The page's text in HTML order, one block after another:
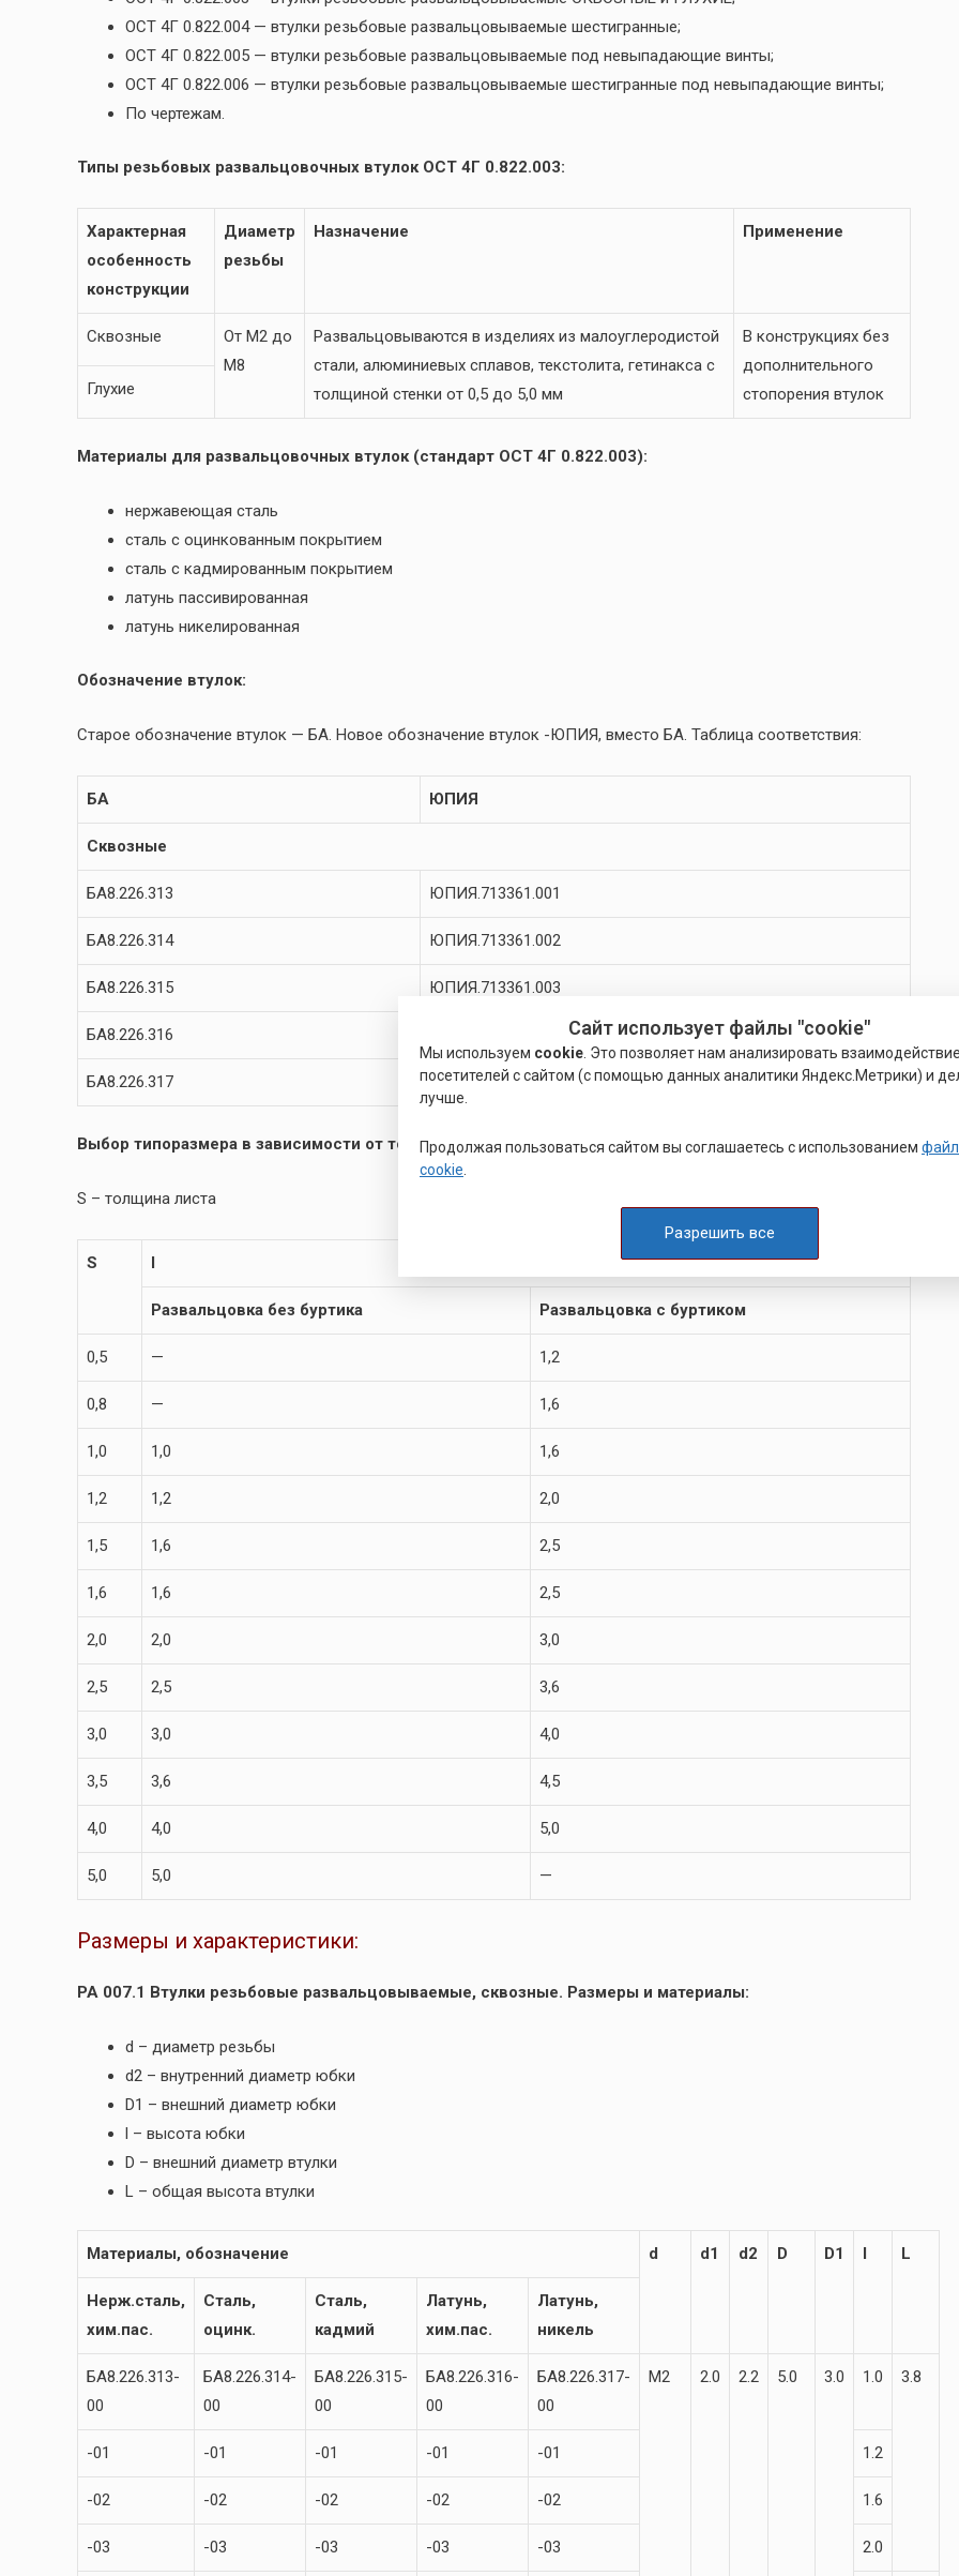
ОСТ 4Г 0.822.004 — втулки резьбовые развальцовываемые шестигранные;
ОСТ 4Г 0.822.005 — втулки резьбовые развальцовываемые под невыпадающие винты;
ОСТ 4Г 0.822.006 — втулки резьбовые развальцовываемые шестигранные под невыпадающие винты;
По чертежам.
Типы резьбовых развальцовочных втулок ОСТ 4Г 0.822.003:
Характерная
особенность
конструкции
Диаметр
резьбы
Назначение Применение
Сквозные
От М2 до
М8
Развальцовываются в изделиях из малоуглеродистой
стали, алюминиевых сплавов, текстолита, гетинакса с
толщиной стенки от 0,5 до 5,0 мм
В конструкциях без
дополнительного
стопорения втулок
Глухие
Материалы для развальцовочных втулок (стандарт ОСТ 4Г 0.822.003):
нержавеющая сталь
сталь с оцинкованным покрытием
сталь с кадмированным покрытием
латунь пассивированная
латунь никелированная
Обозначение втулок:
Старое обозначение втулок — БА. Новое обозначение втулок -ЮПИЯ, вместо БА. Таблица соответствия:
БА ЮПИЯ
Сквозные
БА8.226.313 ЮПИЯ.713361.001
БА8.226.314 ЮПИЯ.713361.002
БА8.226.315 ЮПИЯ.713361.003
БА8.226.316
БА8.226.317 ЮПИЯ.713361.005
Выбор типоразмера в зависимости от толщины листа (ОСТ 4Г 0.822.003)
S – толщина листа
S
Развальцовка без буртика Развальцовка с буртиком
0,5 — 1,2
0,8 — 1,6
1,0 1,0 1,6
1,2 1,2 2,0
1,5 1,6 2,5
1,6 1,6 2,5
2,0 2,0 3,0
2,5 2,5 3,6
3,0 3,0 4,0
3,5 3,6 4,5
4,0 4,0 5,0
5,0 5,0 —
Размеры и характеристики:
РА 007.1 Втулки резьбовые развальцовываемые, сквозные. Размеры и материалы:
d – диаметр резьбы
d2 – внутренний диаметр юбки
D1 – внешний диаметр юбки
l – высота юбки
D – внешний диаметр втулки
L – общая высота втулки
Материалы, обозначение d d1 d2 D D1 L
Нерж.сталь,
хим.пас.
Сталь,
оцинк.
Сталь,
кадмий
Латунь,
хим.пас.
Латунь,
никель
БА8.226.313-
00
БА8.226.314-
00
БА8.226.315-
00
БА8.226.316-
00
БА8.226.317-
00
М2 2.0 2.2 5.0 3.0 1.0 3.8
-01 -01 -01 -01 -01 1.2
-02 -02 -02 -02 -02 1.6
-03 -03 -03 -03 -03 2.0
Сайт использует файлы "cookie"
Мы используем cookie . Это позволяет нам анализировать
посетителей с сайтом (с помощью данных аналитики Яндекс.Метрики) и
лучше.
Продолжая пользоваться сайтом вы соглашаетесь с использованием
cookie
Разрешить все